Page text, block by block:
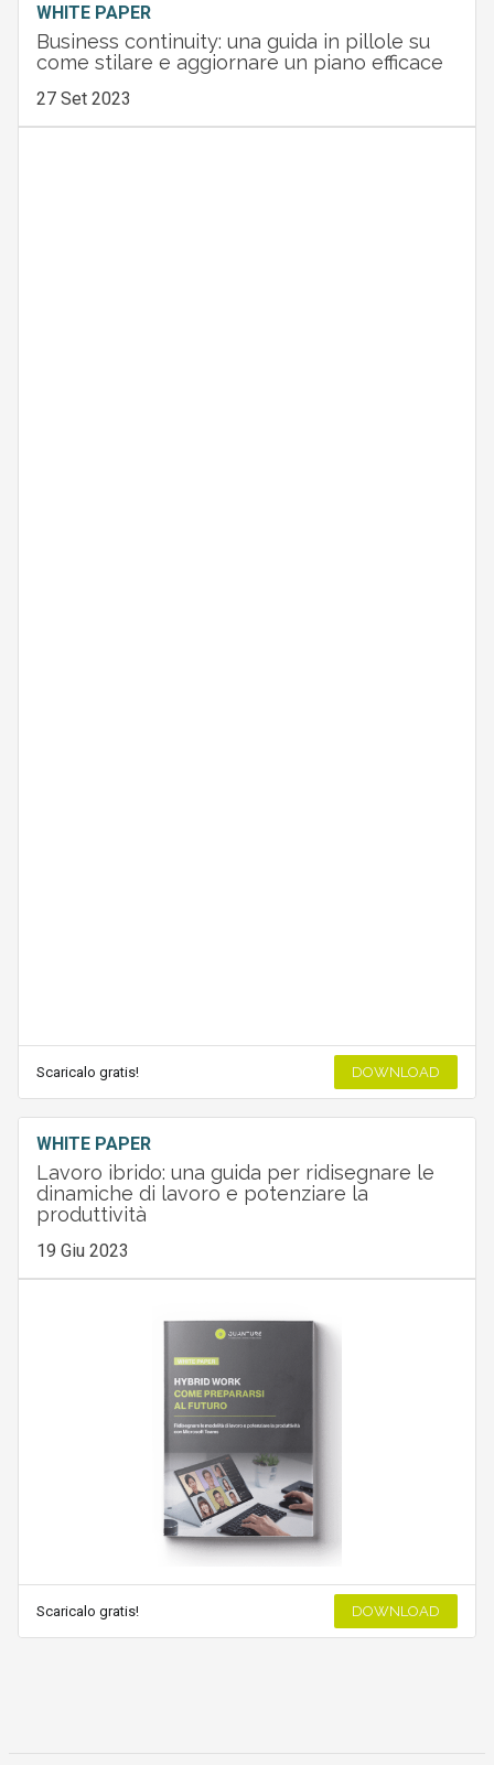
WHITE PAPER
Business continuity: una guida in pillole su
come stilare e aggiornare un piano efficace
27 Set 2023
Scaricalo gratis! DOWNLOAD
WHITE PAPER
Lavoro ibrido: una guida per ridisegnare le
dinamiche di lavoro e potenziare la
produttività
19 Giu 2023
Scaricalo gratis! DOWNLOAD